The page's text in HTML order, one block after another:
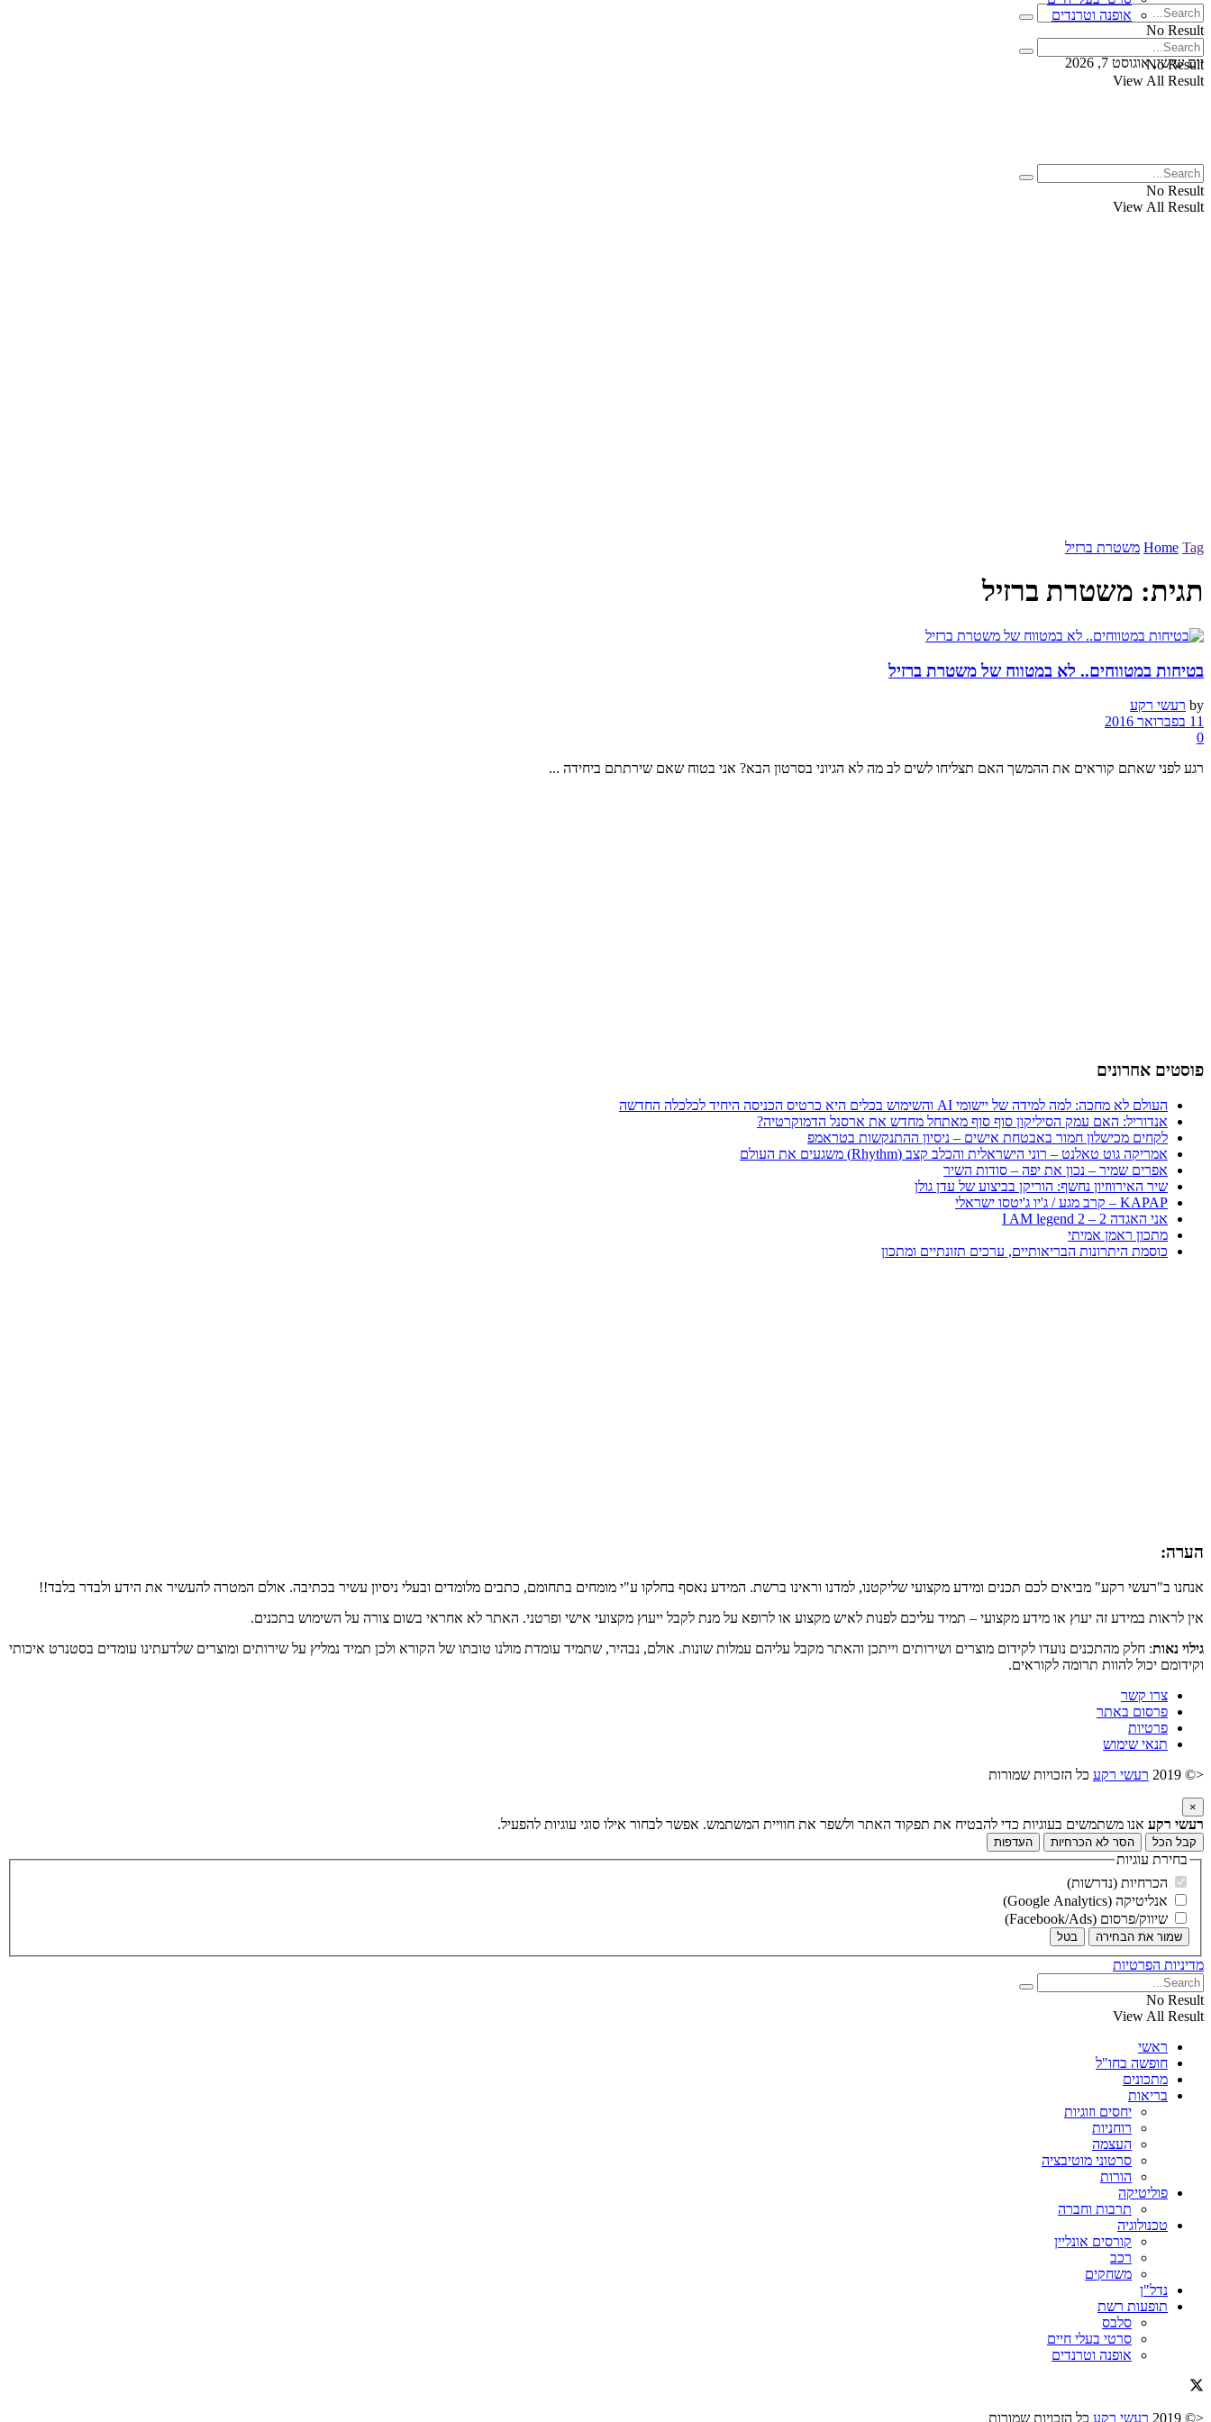
No Result
View All Result
יום שישי, אוגוסט 7, 2026
אופנה וטרנדים
No Result
View All Result
No Result
View All Result
Home Tag משטרת ברזיל
תגית: משטרת ברזיל
בטיחות במטווחים.. לא במטווח של משטרת ברזיל
by רעשי רקע
11 בפברואר 2016
0
רגע לפני שאתם קוראים את ההמשך האם תצליחו לשים לב מה לא הגיוני בסרטון הבא? אני בטוח שאם שירתתם ביחידה ...
פוסטים אחרונים
העולם לא מחכה: למה למידה של יישומי AI והשימוש בכלים היא כרטיס הכניסה היחיד לכלכלה החדשה
אנדוריל: האם עמק הסיליקון סוף סוף מאתחל מחדש את ארסנל הדמוקרטיה?
לקחים מכישלון חמור באבטחת אישים – ניסיון ההתנקשות בטראמפ
אמריקה גוט טאלנט – רוני הישראלית והכלב קצב (Rhythm) משגעים את העולם
אפרים שמיר – נכון את יפה – סודות השיר
שיר האירווזיון נחשף: הוריקן בביצוע של עדן גולן
KAPAP – קרב מגע / ג'יו ג'יטסו ישראלי
אני האגדה 2 – I AM legend 2
מתכון ראמן אמיתי
כוסמת היתרונות הבריאותיים, ערכים תזונתיים ומתכון
הערה:
אנחנו ב"רעשי רקע" מביאים לכם תכנים ומידע מקצועי שליקטנו, למדנו וראינו ברשת. המידע נאסף בחלקו ע"י מומחים בתחומם, כתבים מלומדים ובעלי ניסיון עשיר בכתיבה. אולם המטרה להעשיר את הידע ולבדר בלבד!!
אין לראות במידע זה יעוץ או מידע מקצועי – תמיד עליכם לפנות לאיש מקצוע או לרופא על מנת לקבל ייעוץ מקצועי אישי ופרטני. האתר לא אחראי בשום צורה על השימוש בתכנים.
גילוי נאות: חלק מהתכנים נועדו לקידום מוצרים ושירותים וייתכן והאתר מקבל עליהם עמלות שונות. אולם, נבהיר, שתמיד עומדת מולנו טובתו של הקורא ולכן תמיד נמליץ על שירותים ומוצרים שלדעתינו עומדים בסטנרט איכותי
וקידומם יכול להוות תרומה לקוראים.
צרו קשר
פרסום באתר
פרטיות
תנאי שימוש
<© 2019
רעשי רקע כל הזכויות שמורות
×
רעשי רקע אנו משתמשים בעוגיות כדי להבטיח את תפקוד האתר ולשפר את חוויית המשתמש. אפשר לבחור אילו סוגי עוגיות להפעיל.
קבל הכל הסר לא הכרחיות העדפות
בחירת עוגיות
הכרחיות (נדרשות)
אנליטיקה (Google Analytics)
שיווק/פרסום (Facebook/Ads)
שמור את הבחירה בטל
מדיניות הפרטיות
No Result
View All Result
ראשי
חופשה בחו"ל
מתכונים
בריאות
יחסים וזוגיות
רוחניות
העצמה
סרטוני מוטיבציה
הורות
פוליטיקה
תרבות וחברה
טכנולוגיה
קורסים אונליין
רכב
משחקים
נדל"ן
תופעות רשת
סלבס
סרטי בעלי חיים
אופנה וטרנדים
<© 2019 רעשי רקע כל הזכויות שמורות